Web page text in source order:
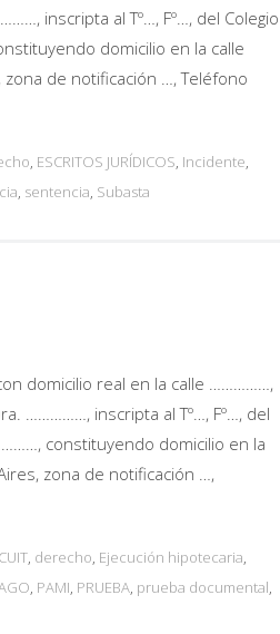
inscripta al Tº…, Fº…, del Colegio
domicilio en la calle
de notificación …, Teléfono
, ESCRITOS JURÍDICOS, Incidente,
, sentencia, Subasta
domicilio real en la calle ……………,
……………, inscripta al Tº…, Fº…, del
constituyendo domicilio en la
zona de notificación …,
CUIT, derecho, Ejecución hipotecaria,
, PAMI, PRUEBA, prueba documental,